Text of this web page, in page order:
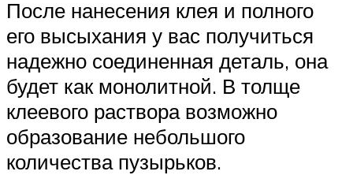
После нанесения клея и полного
его высыхания у вас получиться
надежно соединенная деталь, она
будет как монолитной. В толще
клеевого раствора возможно
образование небольшого
количества пузырьков.